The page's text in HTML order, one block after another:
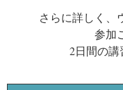
さらに詳しく、
参加
2日間の講